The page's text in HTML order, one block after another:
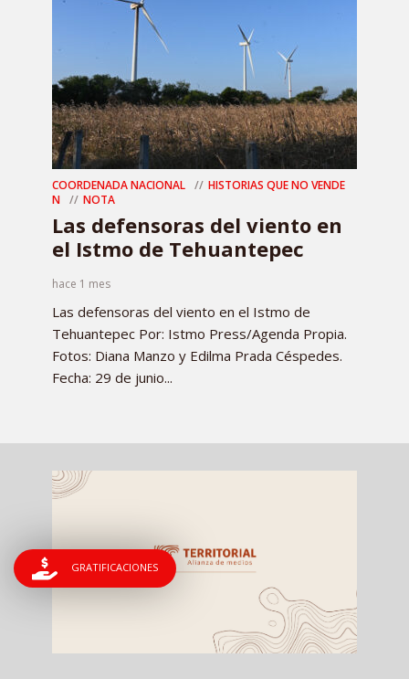
COORDENADA NACIONAL
HISTORIAS QUE NO VENDE
N
NOTA
Las defensoras del viento en
el Istmo de Tehuantepec
hace 1 mes
Las defensoras del viento en el Istmo de
Tehuantepec Por: Istmo Press/Agenda Propia.
Fotos: Diana Manzo y Edilma Prada Céspedes.
Fecha: 29 de junio...
GRATIFICACIONES